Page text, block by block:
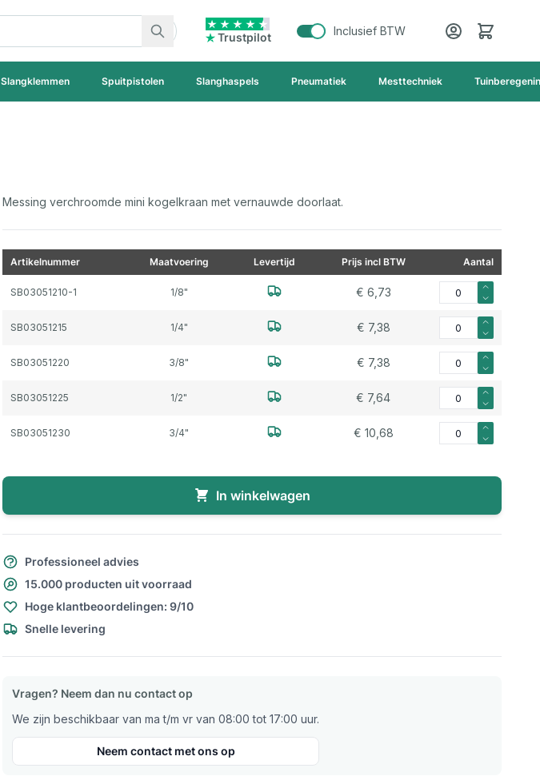
Trustpilot
Inclusief BTW Cart
Slangklemmen Spuitpistolen Slanghaspels Pneumatiek Mesttechniek
Messing verchroomde mini kogelkraan met vernauwde doorlaat.
Artikelnummer Maatvoering Levertijd Prijs incl BTW Aantal
SB03051210-1 1/8" € 6,73 Aantal voor Mini
SB03051215 1/4" € 7,38 Aantal voor Mini
SB03051220 3/8" € 7,38 Aantal voor Mini
SB03051225 1/2" € 7,64 Aantal voor Mini
SB03051230 3/4" € 10,68 Aantal voor Mini
In winkelwagen
Professioneel advies
15.000 producten uit voorraad
Hoge klantbeoordelingen: 9/10
Snelle levering
Vragen? Neem dan nu contact op
We zijn beschikbaar van ma t/m vr van 08:00 tot 17:00 uur.
Neem contact met ons op